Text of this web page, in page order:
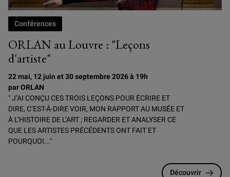
ORLAN au Louvre : "Leçons
d'artiste"
Conférences
22 mai, 12 juin et 30 septembre 2026 à 19h
par ORLAN
" J’AI CONÇU CES TROIS LEÇONS POUR ÉCRIRE ET
DIRE, C’EST-À-DIRE VOIR, MON RAPPORT AU MUSÉE ET
À L’HISTOIRE DE L’ART ; REGARDER ET ANALYSER CE
QUE LES ARTISTES PRÉCÉDENTS ONT FAIT ET
POURQUOI..."
Découvrir